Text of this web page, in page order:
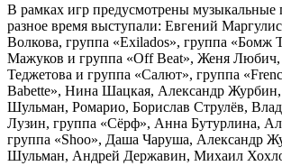
В рамках игр предусмотрены музыкальные
разное время выступали: Евгений
Волкова, группа «Exilados», группа «Бомж
Мажуков и группа «Off Beat», Женя Любич,
Теджетова и группа «Салют», группа
Babette», Нина Шацкая, Александр
Шульман, Ромарио, Борислав Струлёв,
Лузин, группа «Сёрф», Анна Бутурлина,
группа «Shoo», Даша Чаруша, Александр
Шульман, Андрей Державин, Михаил